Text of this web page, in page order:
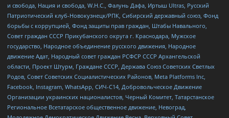
и свобода, Нация и свобода, W.H.С., Фалунь Дафа, Иртыш Ultras, Русский
Патриотический клуб-Новокузнецк/РПК, Сибирский державный союз, Фонд
борьбы с коррупцией, Фонд защиты прав граждан, Штабы Навального,
Совет граждан СССР Прикубанского округа г. Краснодара, Мужское
государство, Народное объединение русского движения, Народное
движение Адат, Народный совет граждан РСФСР СССР Архангельской
области, Проект Штурм, Граждане СССР, Держава Союз Советских Светлых
Родов, Совет Советских Социалистических Районов, Meta Platforms Inc,
Facebook, Instagram, WhatsApp, СИЧ-С14, Добровольческое Движение
Организации украинских националистов, Черный Комитет, Татарстанское
Региональное Всетатарское общественное движение, Невоград,